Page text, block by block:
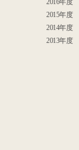
2016年度
2015年度
2014年度
2013年度